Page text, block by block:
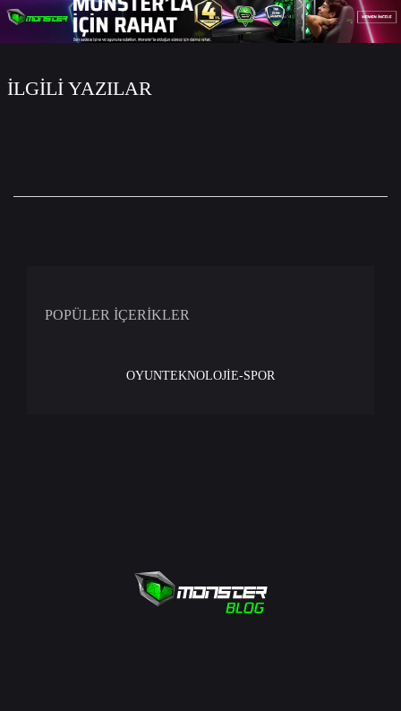
İLGİLİ YAZILAR
POPÜLER İÇERİKLER
OYUNTEKNOLOJİE-SPOR